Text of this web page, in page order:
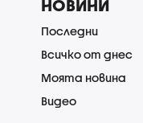
НОВИНИ
Последни
Всичко от днес
Моята новина
Видео